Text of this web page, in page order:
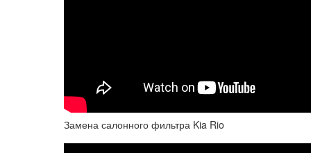
Замена салонного фильтра Kia Rio